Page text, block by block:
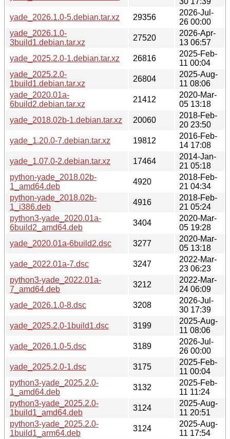
yade_2026.1.0-5.debian.tar.xz
29356
2026-Jul-
26 00:00
yade_2026.1.0-
3build1.debian.tar.xz
27520
2026-Apr-
13 06:57
yade_2025.2.0-1.debian.tar.xz
26816
2025-Feb-
11 00:04
yade_2025.2.0-
1build1.debian.tar.xz
26804
2025-Aug-
11 08:06
yade_2020.01a-
6build2.debian.tar.xz
21412
2020-Mar-
05 13:18
yade_2018.02b-1.debian.tar.xz
20060
2018-Feb-
20 23:50
yade_1.20.0-7.debian.tar.xz
19812
2016-Feb-
14 17:08
yade_1.07.0-2.debian.tar.xz
17464
2014-Jan-
21 05:18
python-yade_2018.02b-
1_amd64.deb
4920
2018-Feb-
21 04:34
python-yade_2018.02b-
1_i386.deb
4916
2018-Feb-
21 05:24
python3-yade_2020.01a-
6build2_amd64.deb
3404
2020-Mar-
05 19:28
yade_2020.01a-6build2.dsc
3277
2020-Mar-
05 13:18
yade_2022.01a-7.dsc
3247
2022-Mar-
23 06:23
python3-yade_2022.01a-
7_amd64.deb
3212
2022-Mar-
24 06:09
yade_2026.1.0-8.dsc
3208
2026-Jul-
30 17:39
yade_2025.2.0-1build1.dsc
3199
2025-Aug-
11 08:06
yade_2026.1.0-5.dsc
3189
2026-Jul-
26 00:00
yade_2025.2.0-1.dsc
3175
2025-Feb-
11 00:04
python3-yade_2025.2.0-
1_amd64.deb
3132
2025-Feb-
11 11:24
python3-yade_2025.2.0-
1build1_amd64.deb
3124
2025-Aug-
11 20:51
python3-yade_2025.2.0-
1build1_arm64.deb
3124
2025-Aug-
11 17:54